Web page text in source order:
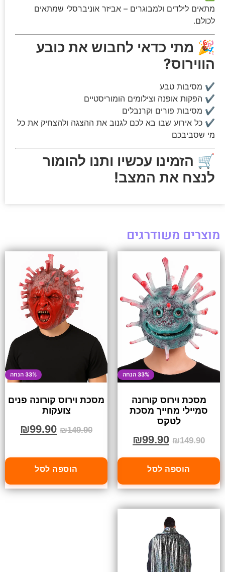
מתאים לילדים ולמבוגרים – אביזר אוניברסלי שמתאים
לכולם.
🎉 מתי כדאי לחבוש את כובע
הווירוס?
✔ מסיבות טבע
✔ הפקות אופנה וצילומים הומוריסטיים
✔ מסיבות פורים וקרנבלים
✔ כל אירוע שבו בא לכם לגנוב את ההצגה ולהצחיק את כל
מי שסביבכם
🛒 הזמינו עכשיו ותנו להומור
לנצח את המצב!
מוצרים משודרגים
33% הנחה
מסכת וירוס קורונה
סמיילי מחייך מסכת
לטקס
₪149.90
₪99.90
הוספה לסל
33% הנחה
מסכת וירוס קורונה פנים
צועקות
₪149.90
₪99.90
הוספה לסל